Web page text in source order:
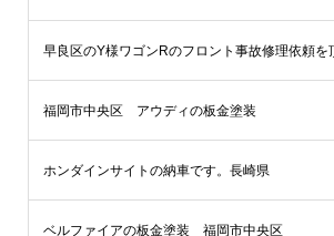
早良区のY様ワゴンRのフロント事故修理依頼を
福岡市中央区 アウディの板金塗装
ホンダインサイトの納車です。長崎県
ベルファイアの板金塗装 福岡市中央区